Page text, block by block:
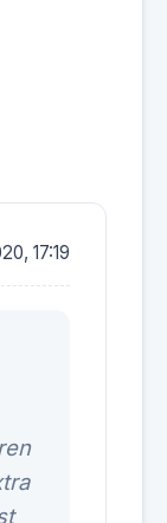
17:19